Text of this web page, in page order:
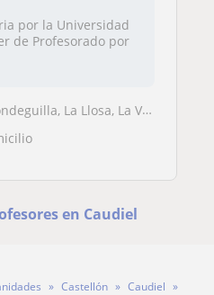
por la Universidad
de Profesorado por
Llosa, La Vilavella, Almenara, Monco...
en Caudiel
Castellón
Caudiel